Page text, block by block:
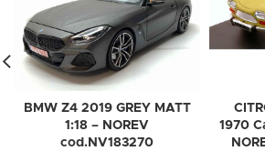
BMW Z4 2019 GREY MATT
1:18 – NOREV
cod.NV183270
1970